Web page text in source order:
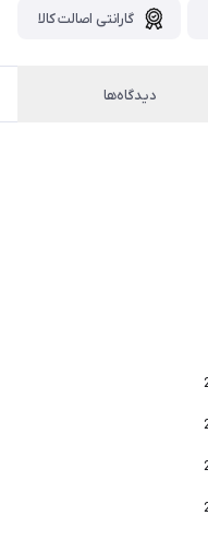
گارانتی اصالت کالا
دیدگاه‌ها